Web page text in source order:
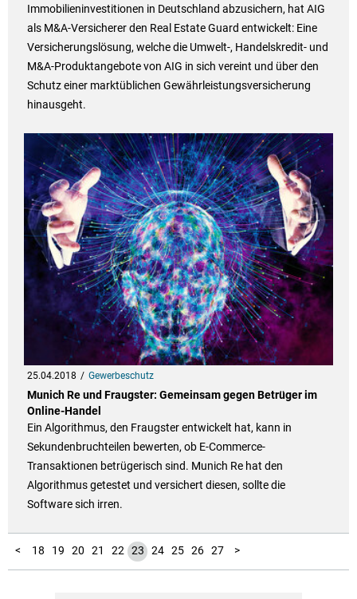
Immobilieninvestitionen in Deutschland abzusichern, hat AIG
als M&A-Versicherer den Real Estate Guard entwickelt: Eine
Versicherungslösung, welche die Umwelt-, Handelskredit- und
M&A-Produktangebote von AIG in sich vereint und über den
Schutz einer marktüblichen Gewährleistungsversicherung
hinausgeht.
25.04.2018 Gewerbeschutz
Munich Re und Fraugster: Gemeinsam gegen Betrüger im
Online-Handel
Ein Algorithmus, den Fraugster entwickelt hat, kann in
Sekundenbruchteilen bewerten, ob E-Commerce-
Transaktionen betrügerisch sind. Munich Re hat den
Algorithmus getestet und versichert diesen, sollte die
Software sich irren.
<
1
2
3
4
5
6
7
8
9
10
11
12
13
14
15
16
17 18 19 20 21 22 23 24 25 26 27
28
29
30 >